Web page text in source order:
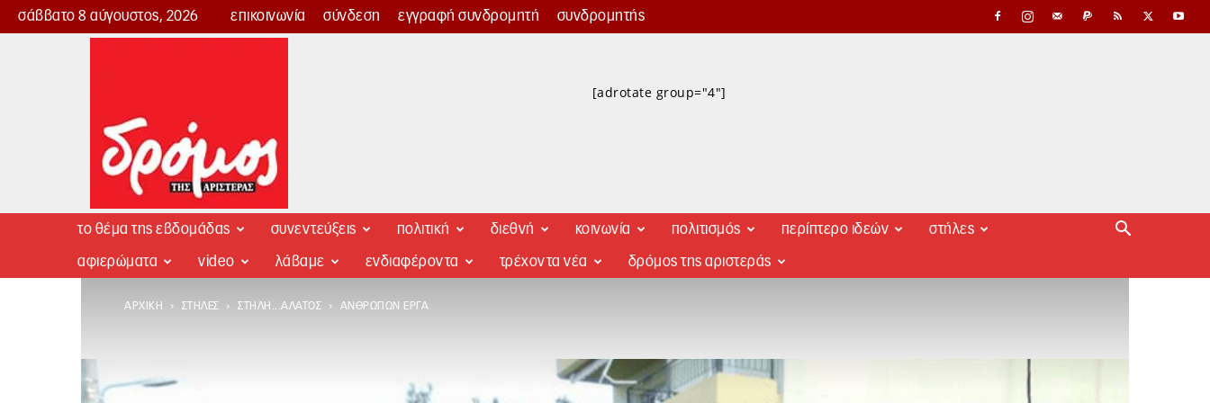
σάββατο 8 αύγουστος, 2026 επικοινωνία σύνδεση εγγραφή συνδρομητή συνδρομητής
Δρόμος
[adrotate group="4"]
το θέμα της εβδομάδας συνεντεύξεις πολιτική διεθνή κοινωνία πολιτισμός περίπτερο ιδεών στήλες
αφιερώματα video λάβαμε ενδιαφέροντα τρέχοντα νέα δρόμος της αριστεράς
ΑΡΧΙΚΉ ΣΤΉΛΕΣ ΣΤΉΛΗ...ΆΛΑΤΟΣ ΑΝΘΡΏΠΩΝ ΈΡΓΑ